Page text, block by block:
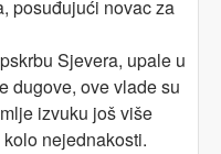
posuđujući novac za
Sjevera, upale u
dugove, ove vlade su
izvuku još više
nejednakosti.